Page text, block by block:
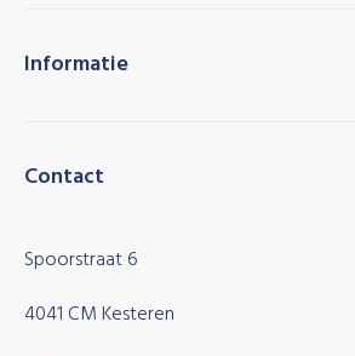
Informatie
Contact
Spoorstraat 6
4041 CM Kesteren